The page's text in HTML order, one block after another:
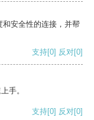
安全性的连接，并帮
支持[0] 反对[0]
手。
支持[0] 反对[0]